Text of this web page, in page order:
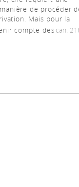
de procéder
Mais pour la
compte des can.